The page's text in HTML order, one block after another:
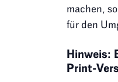
machen,
für den
Hinweis:
Print-